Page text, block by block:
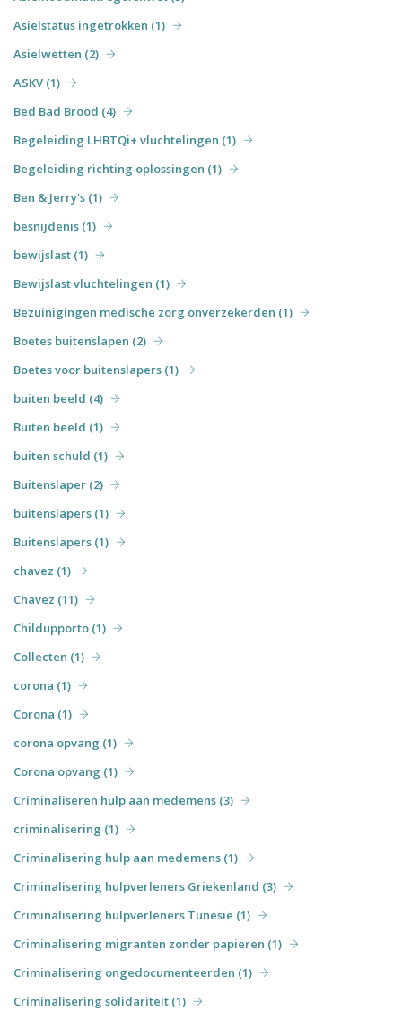
Asielstatus ingetrokken (1)
Asielwetten (2)
ASKV (1)
Bed Bad Brood (4)
Begeleiding LHBTQi+ vluchtelingen (1)
Begeleiding richting oplossingen (1)
Ben & Jerry's (1)
besnijdenis (1)
bewijslast (1)
Bewijslast vluchtelingen (1)
Bezuinigingen medische zorg onverzekerden (1)
Boetes buitenslapen (2)
Boetes voor buitenslapers (1)
buiten beeld (4)
Buiten beeld (1)
buiten schuld (1)
Buitenslaper (2)
buitenslapers (1)
Buitenslapers (1)
chavez (1)
Chavez (11)
Childupporto (1)
Collecten (1)
corona (1)
Corona (1)
corona opvang (1)
Corona opvang (1)
Criminaliseren hulp aan medemens (3)
criminalisering (1)
Criminalisering hulp aan medemens (1)
Criminalisering hulpverleners Griekenland (3)
Criminalisering hulpverleners Tunesië (1)
Criminalisering migranten zonder papieren (1)
Criminalisering ongedocumenteerden (1)
Criminalisering solidariteit (1)